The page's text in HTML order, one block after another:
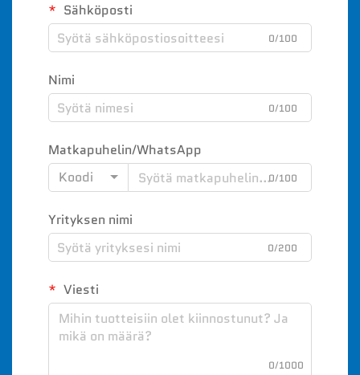
Sähköposti
0/100
Nimi
0/100
Matkapuhelin/WhatsApp
Koodi
0/100
Yrityksen nimi
0/200
Viesti
0/1000